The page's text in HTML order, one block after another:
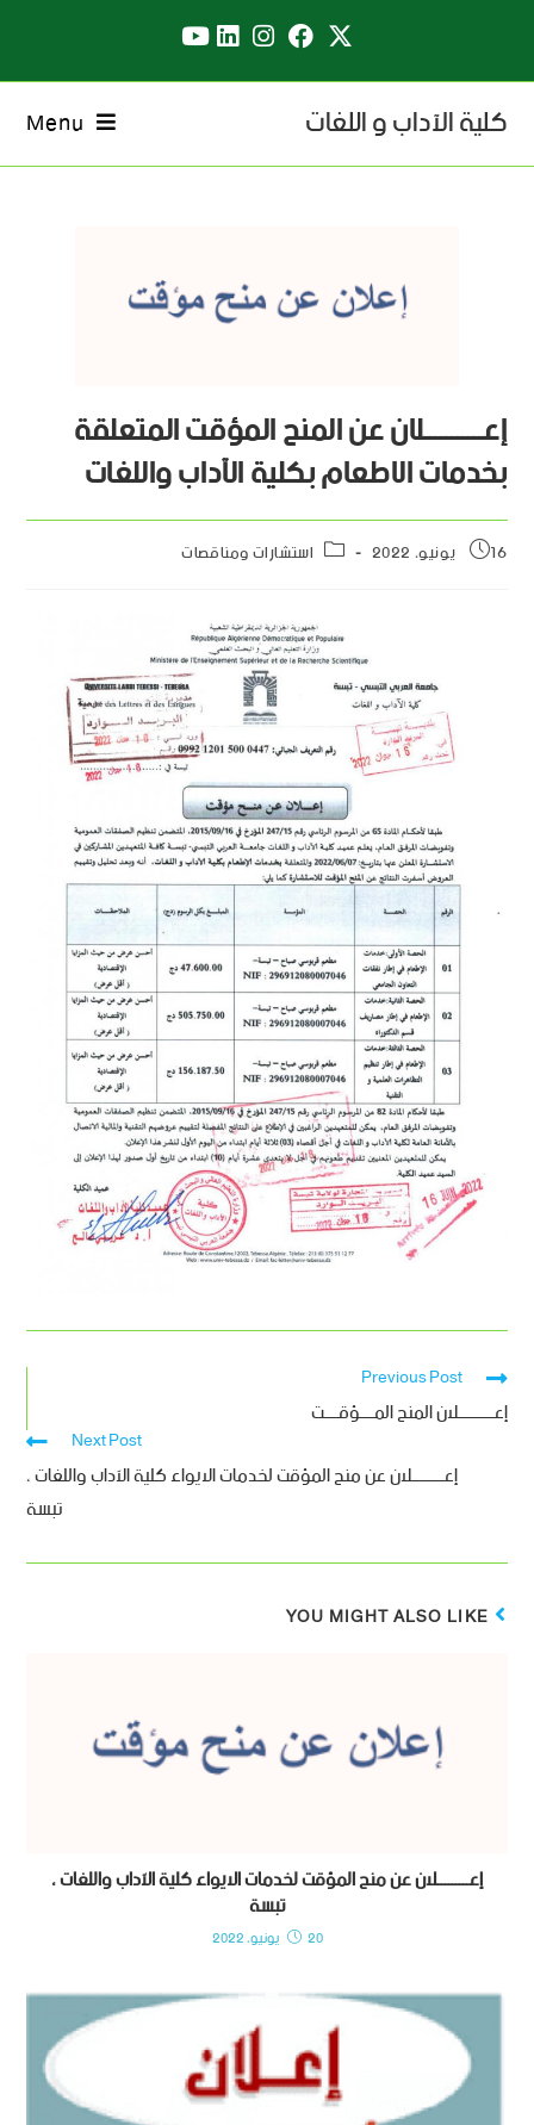
كلية الآداب و اللغات Menu
إعـــــــــــلان عن المنح المؤقت المتعلقة
بخدمات الاطعام بكلية الآداب واللغات
16 يونيو، 2022 استشارات ومناقصات
Previous Post
إعــــــــــلان المنح المــــؤقــــت
Next Post
إعـــــــــلان عن منح المؤقت لخدمات الايواء كلية الآداب واللغات ،
تبسة
YOU MIGHT ALSO LIKE
إعـــــــــلان عن منح المؤقت لخدمات الايواء كلية الآداب واللغات ،
تبسة
20 يونيو، 2022